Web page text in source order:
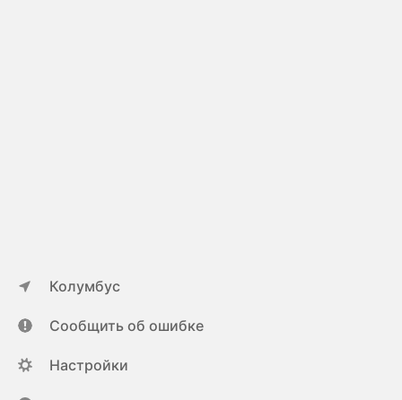
Колумбус
Сообщить об ошибке
Настройки